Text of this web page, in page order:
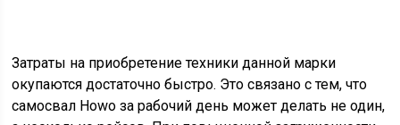
самосвала напоминает автомобили компании
«Вольво».